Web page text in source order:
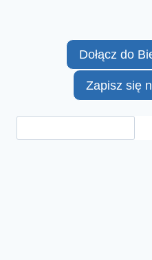
Dołącz do
Zapisz się
Szukaj